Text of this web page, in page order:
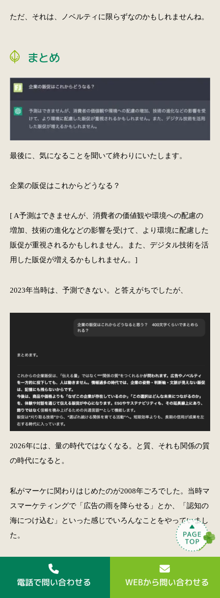
ただ、それは、ノベルティに限らずなのかもしれませんね。
まとめ
最後に、気になることを聞いて終わりにいたします。
企業の販促はこれからどうなる？
[ A予測はできませんが、消費者の価値観や環境への配慮の
増加、技術の進化などの影響を受けて、より環境に配慮した
販促が重視されるかもしれません。また、デジタル技術を活
用した販促が増えるかもしれません。]
2023年当時は、予測できない。と答えがちでしたが、
2026年には、量の時代ではなくなる。と質、それも関係の質
の時代になると。
私がマーケに関わりはじめたのが2008年ごろでした。当時マ
スマーケティングで「広告の雨を降らせる」とか、「認知の
海につけ込む」といった感じでいろんなことをやっていまし
た。
そしてまだWEBマーケは、主要なものではなくサブ的なとこ
ろで一部の猛者が成果をだしているような時代でした。当時